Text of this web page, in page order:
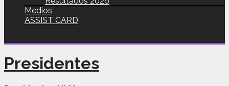
Medios
ASSIST CARD
Presidentes